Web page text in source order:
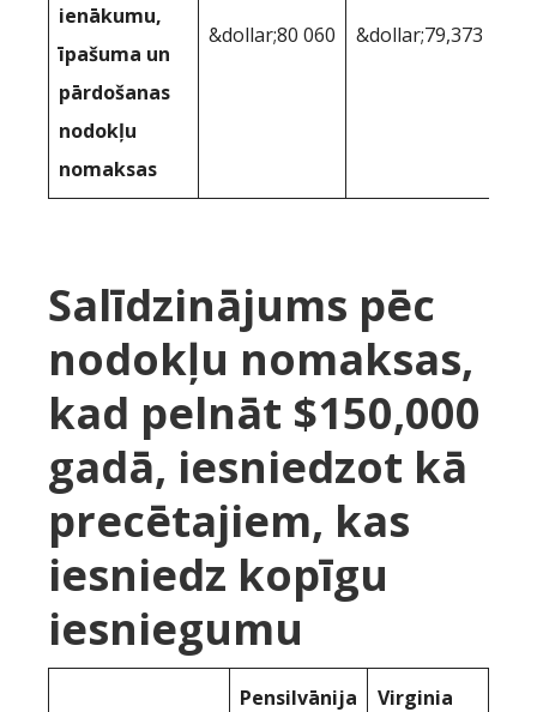
ienākumu,
īpašuma un
pārdošanas
nodokļu
nomaksas
&dollar;80 060 &dollar;79,373
Salīdzinājums pēc
nodokļu nomaksas,
kad pelnāt $150,000
gadā, iesniedzot kā
precētajiem, kas
iesniedz kopīgu
iesniegumu
Pensilvānija Virginia